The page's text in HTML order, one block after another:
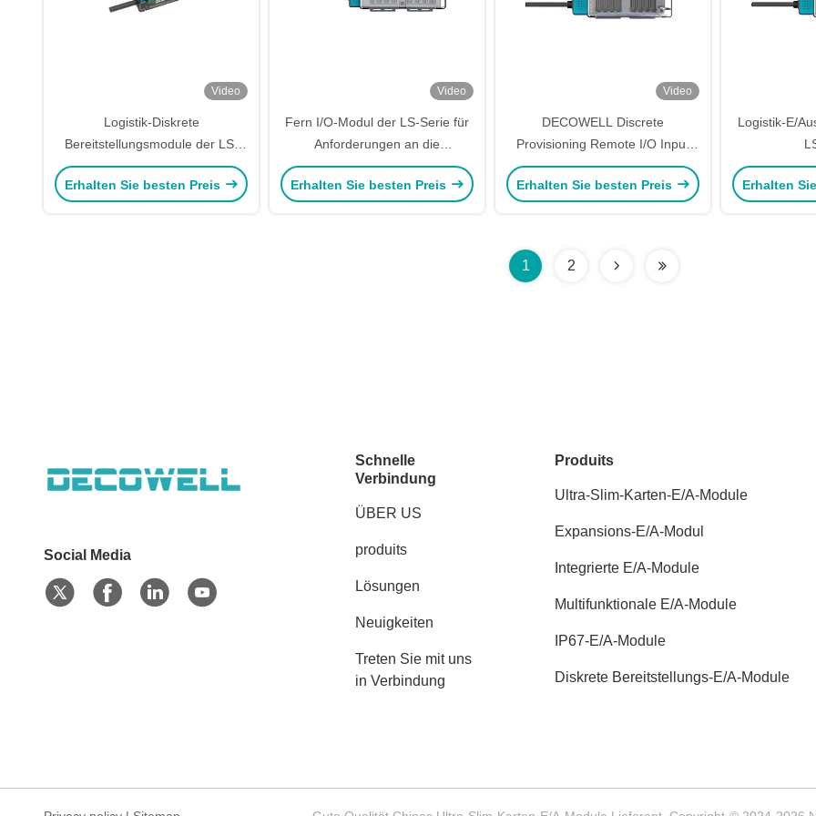
Video
Logistik-Diskrete
Bereitstellungsmodule der LS-
Serie Fern-E/A-Modul OEM LS-
TER01
Erhalten Sie besten Preis
Video
Fern I/O-Modul der LS-Serie für
Anforderungen an die
Logistikautomation LS-4DI4DO-
N1FS
Erhalten Sie besten Preis
Video
DECOWELL Discrete
Provisioning Remote I/O Input
Output Modul LS-8DI8DO-N2FS
Erhalten Sie besten Preis
Logistik-E/
Ausgabe-
Erhalten
1 2
Social Media
Schnelle
Verbindung
ÜBER US
produits
Lösungen
Neuigkeiten
Treten Sie mit uns
in Verbindung
Produits
Ultra-Slim-Karten-E/A-Module
Expansions-E/A-Modul
Integrierte E/A-Module
Multifunktionale E/A-Module
IP67-E/A-Module
Diskrete Bereitstellungs-E/A-Module